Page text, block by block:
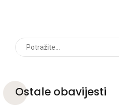
Ostale obavijesti